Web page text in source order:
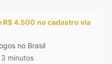
4.500 no cadastro via
no Brasil
minutos